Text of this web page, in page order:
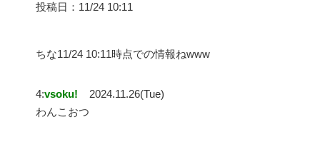
投稿日：11/24 10:11
ちな11/24 10:11時点での情報ねwww
4:vsoku!
2024.11.26(Tue)
わんこおつ